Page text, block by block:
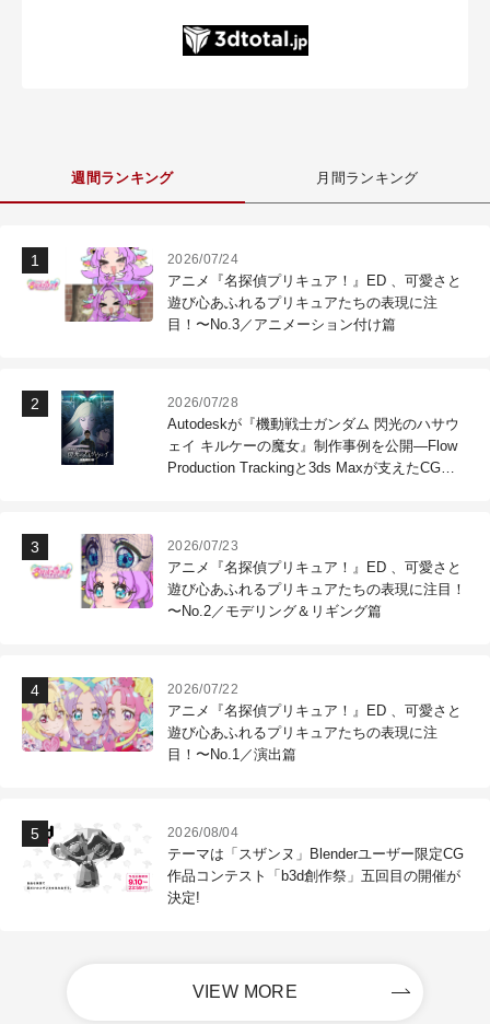
週間ランキング 月間ランキング
2026/07/24
アニメ『名探偵プリキュア！』ED 、可愛さと
遊び心あふれるプリキュアたちの表現に注
目！〜No.3／アニメーション付け篇
2026/07/28
Autodeskが『機動戦士ガンダム 閃光のハサウ
ェイ キルケーの魔女』制作事例を公開―Flow
Production Trackingと3ds Maxが支えたCG制
2026/07/23
アニメ『名探偵プリキュア！』ED 、可愛さと
遊び心あふれるプリキュアたちの表現に注目！
〜No.2／モデリング＆リギング篇
2026/07/22
アニメ『名探偵プリキュア！』ED 、可愛さと
遊び心あふれるプリキュアたちの表現に注
目！〜No.1／演出篇
2026/08/04
テーマは「スザンヌ」Blenderユーザー限定CG
作品コンテスト「b3d創作祭」五回目の開催が
決定!
VIEW MORE